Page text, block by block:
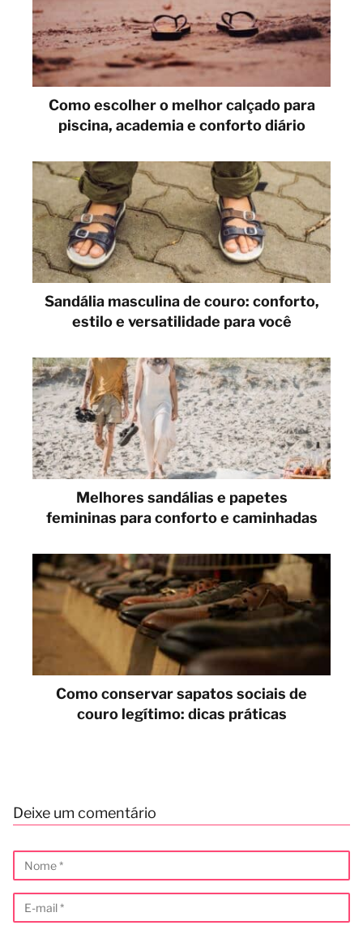
Como escolher o melhor calçado para
piscina, academia e conforto diário
Sandália masculina de couro: conforto,
estilo e versatilidade para você
Melhores sandálias e papetes
femininas para conforto e caminhadas
Como conservar sapatos sociais de
couro legítimo: dicas práticas
Deixe um comentário